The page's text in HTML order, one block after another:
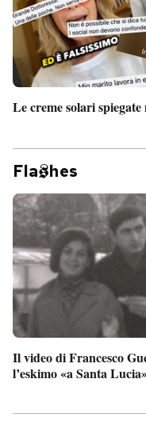
Le creme solari spiegate
Fla hes
Il video di Francesco
l’eskimo «a Santa